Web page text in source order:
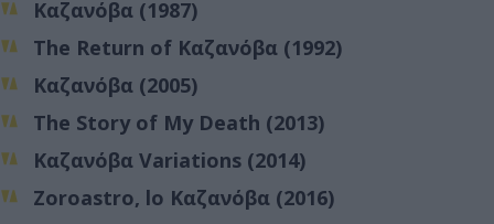
Καζανόβα (1987)
The Return of Καζανόβα (1992)
Καζανόβα (2005)
The Story of My Death (2013)
Καζανόβα Variations (2014)
Zoroastro, lo Καζανόβα (2016)